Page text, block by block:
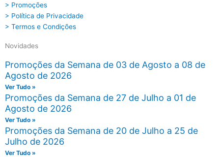
> Promoções
> Política de Privacidade
> Termos e Condições
Novidades
Promoções da Semana de 03 de Agosto a 08 de
Agosto de 2026
Ver Tudo »
Promoções da Semana de 27 de Julho a 01 de
Agosto de 2026
Ver Tudo »
Promoções da Semana de 20 de Julho a 25 de
Julho de 2026
Ver Tudo »